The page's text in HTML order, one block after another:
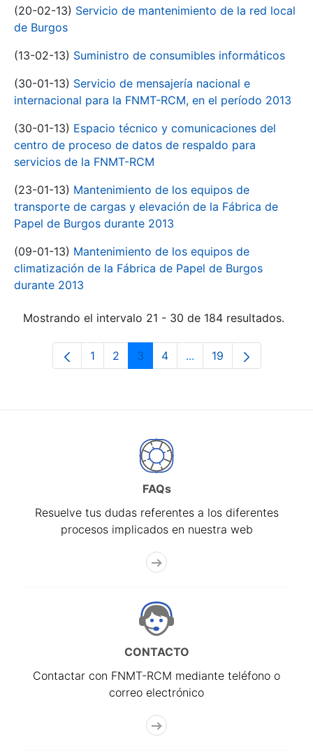
(20-02-13) Servicio de mantenimiento de la red local
de Burgos
(13-02-13) Suministro de consumibles informáticos
(30-01-13) Servicio de mensajería nacional e
internacional para la FNMT-RCM, en el período 2013
(30-01-13) Espacio técnico y comunicaciones del
centro de proceso de datos de respaldo para
servicios de la FNMT-RCM
(23-01-13) Mantenimiento de los equipos de
transporte de cargas y elevación de la Fábrica de
Papel de Burgos durante 2013
(09-01-13) Mantenimiento de los equipos de
climatización de la Fábrica de Papel de Burgos
durante 2013
Mostrando el intervalo 21 - 30 de 184 resultados.
Página
1 Página
2 Página
3 Página
4 ...Páginas intermedias
Página
19
FAQs
Resuelve tus dudas referentes a los diferentes
procesos implicados en nuestra web
CONTACTO
Contactar con FNMT-RCM mediante teléfono o
correo electrónico